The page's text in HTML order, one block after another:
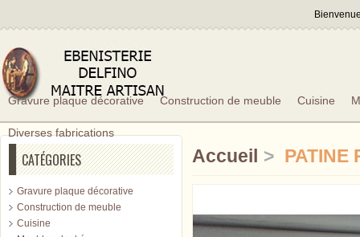
Gravure plaque décorative Construction de meuble Cuisine
Diverses fabrications
CATÉGORIES
Gravure plaque décorative
Construction de meuble
Cuisine
Accueil > PATINE